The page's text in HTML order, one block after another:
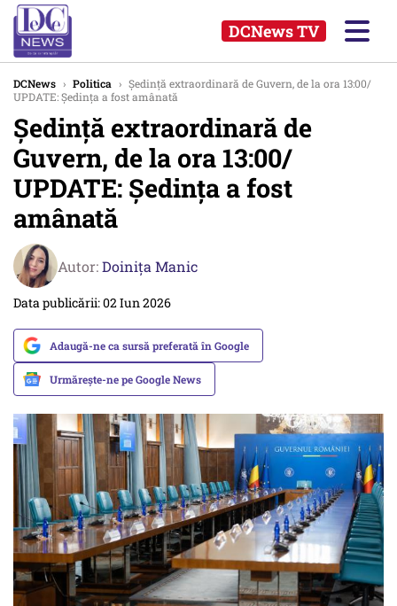
DCNews TV
DCNews › Politica › Şedinţă extraordinară de Guvern, de la ora 13:00/
UPDATE: Ședința a fost amânată
Şedinţă extraordinară de
Guvern, de la ora 13:00/
UPDATE: Ședința a fost
amânată
Autor:Doinița Manic
Data publicării: 02 Iun 2026
Adaugă-ne ca sursă preferată în Google
Urmărește-ne pe Google News